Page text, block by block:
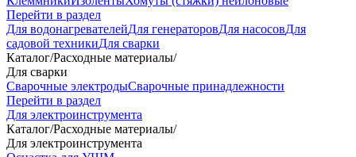
Перейти в раздел
Для водонагревателейДля генераторовДля насосовДля
садовой техникиДля сварки
Каталог/Расходные материалы/
Для сварки
Сварочные электродыСварочные принадлежности
Перейти в раздел
Для электроинструмента
Каталог/Расходные материалы/
Для электроинструмента